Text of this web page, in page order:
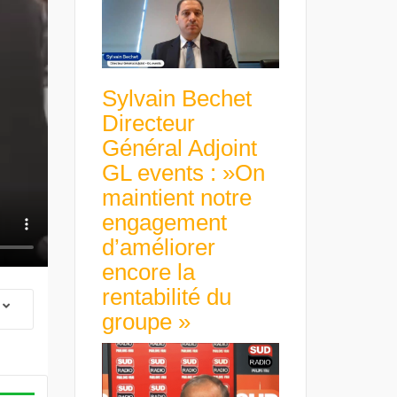
Euro numérique : la BCE
avance avec un frein à main !
Sylvain Bechet
Directeur
Général Adjoint
GL events : »On
maintient notre
engagement
d’améliorer
encore la
rentabilité du
groupe »